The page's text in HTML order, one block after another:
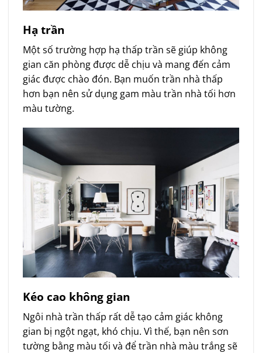
Hạ trần
Một số trường hợp hạ thấp trần sẽ giúp không
gian căn phòng được dễ chịu và mang đến cảm
giác được chào đón. Bạn muốn trần nhà thấp
hơn bạn nên sử dụng gam màu trần nhà tối hơn
màu tường.
Kéo cao không gian
Ngôi nhà trần thấp rất dễ tạo cảm giác không
gian bị ngột ngạt, khó chịu. Vì thế, bạn nên sơn
tường bằng màu tối và để trần nhà màu trắng sẽ